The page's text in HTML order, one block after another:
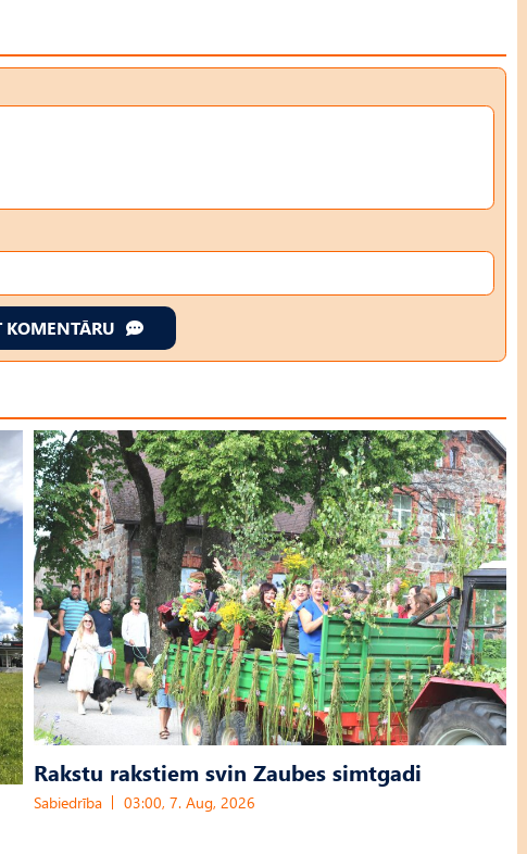
KOMENTĀRU
Rakstu rakstiem svin Zaubes simtgadi
Sabiedrība 03:00, 7. Aug, 2026